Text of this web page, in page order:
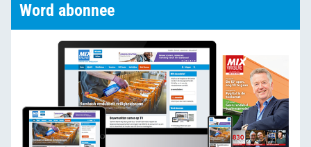
Word abonnee